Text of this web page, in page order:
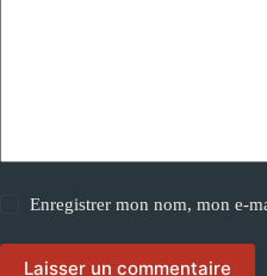
Enregistrer mon nom, mon e-
Laisser un commentaire